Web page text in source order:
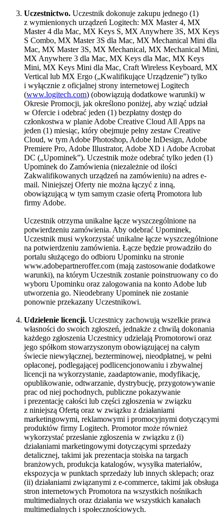
Uczestnictwo. Uczestnik dokonuje zakupu jednego (1)
z wymienionych urządzeń Logitech: MX Master 4, MX
Master 4 dla Mac, MX Keys S, MX Anywhere 3S, MX Keys
S Combo, MX Master 3S dla Mac, MX Mechanical Mini dla
Mac, MX Master 3S, MX Mechanical, MX Mechanical Mini,
MX Anywhere 3 dla Mac, MX Keys dla Mac, MX Keys
Mini, MX Keys Mini dla Mac, Craft Wireless Keyboard, MX
Vertical lub MX Ergo („Kwalifikujące Urządzenie”) tylko
i wyłącznie z oficjalnej strony internetowej Logitech
(www.logitech.com) (obowiązują dodatkowe warunki) w
Okresie Promocji, jak określono poniżej, aby wziąć udział
w Ofercie i odebrać jeden (1) bezpłatny dostęp do
członkostwa w planie Adobe Creative Cloud All Apps na
jeden (1) miesiąc, który obejmuje pełny zestaw Creative
Cloud, w tym Adobe Photoshop, Adobe InDesign, Adobe
Premiere Pro, Adobe Illustrator, Adobe XD i Adobe Acrobat
DC („Upominek”). Uczestnik może odebrać tylko jeden (1)
Upominek do Zamówienia (niezależnie od ilości
Zakwalifikowanych urządzeń na zamówieniu) na adres e-
mail. Niniejszej Oferty nie można łączyć z inną,
obowiązującą w tym samym czasie ofertą Promotora lub
firmy Adobe.
Uczestnik otrzyma unikalne łącze wyszczególnione na
potwierdzeniu zamówienia. Aby odebrać Upominek,
Uczestnik musi wykorzystać unikalne łącze wyszczególnione
na potwierdzeniu zamówienia. Łącze będzie prowadziło do
portalu służącego do odbioru Upominku na stronie
www.adobepartneroffer.com (mają zastosowanie dodatkowe
warunki), na którym Uczestnik zostanie poinstruowany co do
wyboru Upominku oraz zalogowania na konto Adobe lub
utworzenia go. Nieodebrany Upominek nie zostanie
ponownie przekazany Uczestnikowi.
Udzielenie licencji. Uczestnicy zachowują wszelkie prawa
własności do swoich zgłoszeń, jednakże z chwilą dokonania
każdego zgłoszenia Uczestnicy udzielają Promotorowi oraz
jego spółkom stowarzyszonym obowiązującej na całym
świecie niewyłącznej, bezterminowej, nieodpłatnej, w pełni
opłaconej, podlegającej podlicencjonowaniu i zbywalnej
licencji na wykorzystanie, zaadaptowanie, modyfikację,
opublikowanie, odtwarzanie, dystrybucję, przygotowywanie
prac od niej pochodnych, publiczne pokazywanie
i prezentację całości lub części zgłoszenia w związku
z niniejszą Ofertą oraz w związku z działaniami
marketingowymi, reklamowymi i promocyjnymi dotyczącymi
produktów firmy Logitech. Promotor może również
wykorzystać przesłanie zgłoszenia w związku z (i)
działaniami marketingowymi dotyczącymi sprzedaży
detalicznej, takimi jak prezentacja stoiska na targach
branżowych, produkcja katalogów, wysyłka materiałów,
ekspozycja w punktach sprzedaży lub innych sklepach; oraz
(ii) działaniami związanymi z e-commerce, takimi jak obsługa
stron internetowych Promotora na wszystkich nośnikach
multimedialnych oraz działania we wszystkich kanałach
multimedialnych i społecznościowych.